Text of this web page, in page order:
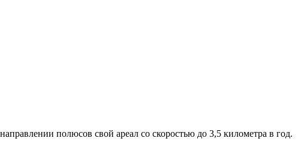
полюсов свой ареал со скоростью до 3,5 километра в год.